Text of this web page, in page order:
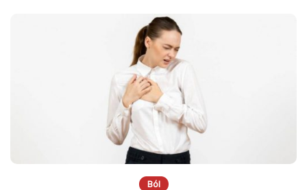
Ból